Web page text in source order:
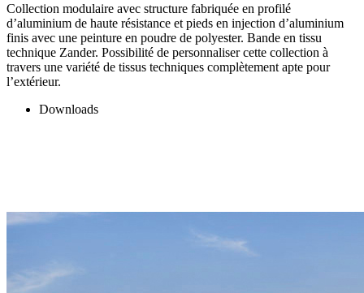
Collection modulaire avec structure fabriquée en profilé
d’aluminium de haute résistance et pieds en injection d’aluminium
finis avec une peinture en poudre de polyester. Bande en tissu
technique Zander. Possibilité de personnaliser cette collection à
travers une variété de tissus techniques complètement apte pour
l’extérieur.
Downloads